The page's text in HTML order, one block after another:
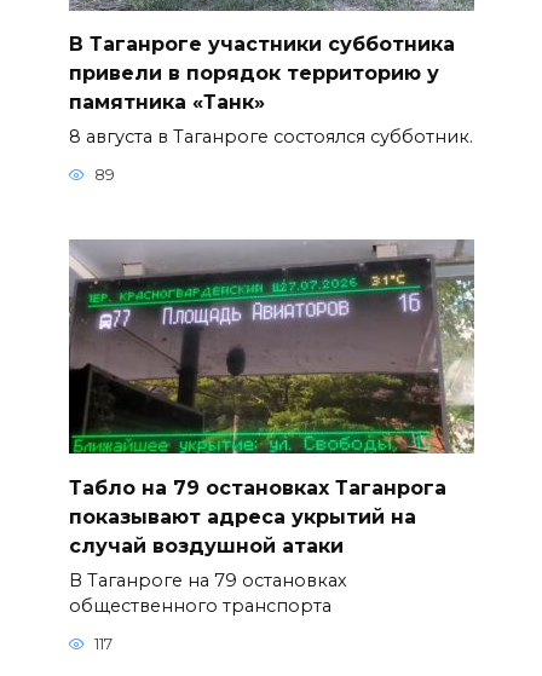
В Таганроге участники субботника
привели в порядок территорию у
памятника «Танк»
8 августа в Таганроге состоялся субботник.
89
Табло на 79 остановках Таганрога
показывают адреса укрытий на
случай воздушной атаки
В Таганроге на 79 остановках
общественного транспорта
117